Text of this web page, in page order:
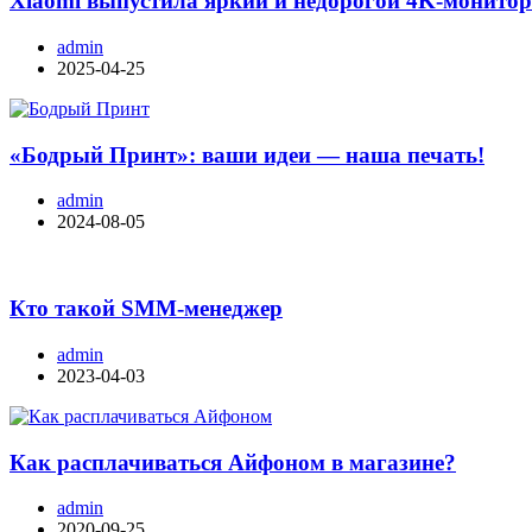
admin
2025-04-25
«Бодрый Принт»: ваши идеи — наша печать!
admin
2024-08-05
Кто такой SMM-менеджер
admin
2023-04-03
Как расплачиваться Айфоном в магазине?
admin